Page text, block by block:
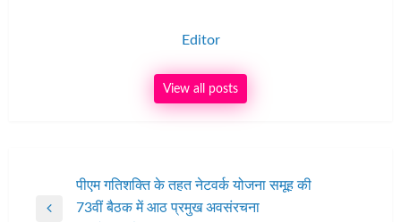
Editor
View all posts
नेविगेशन
पीएम गतिशक्ति के तहत नेटवर्क योजना समूह की
73वीं बैठक में आठ प्रमुख अवसंरचना